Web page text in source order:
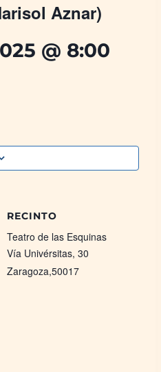
Aznar)
@ 8:00
RECINTO
Teatro de las Esquinas
Vía Univérsitas, 30
Zaragoza,50017